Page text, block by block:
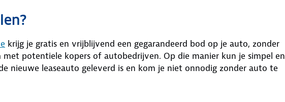
krijg je gratis en vrijblijvend een gegarandeerd bod op je auto, zonder
met potentiele kopers of autobedrijven. Op die manier kun je simpel en
nieuwe leaseauto geleverd is en kom je niet onnodig zonder auto te